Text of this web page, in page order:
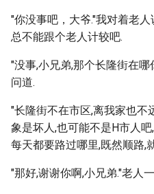
"你没事吧，大爷."我对着老
总不能跟个老人计较吧.
"没事,小兄弟,那个长隆街在
问道.
"长隆街不在市区,离我家也不
象是坏人,也可能不是H市人
每天都要路过哪里,既然顺路,
"那好,谢谢你啊,小兄弟."老人